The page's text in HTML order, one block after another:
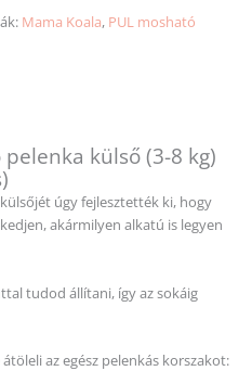
Mama Koala, PUL mosható
külső (3-8 kg)
úgy fejlesztették ki, hogy
akármilyen alkatú is legyen
tudod állítani, így az sokáig
átöleli az egész pelenkás korszakot: